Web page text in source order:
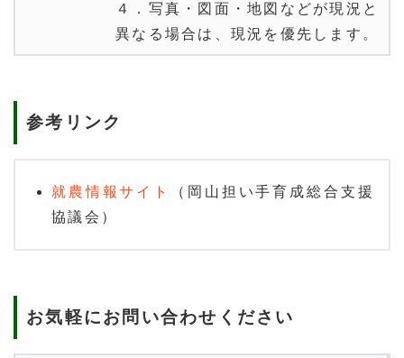
４．写真・図面・地図などが現況と
異なる場合は、現況を優先します。
参考リンク
就農情報サイト
（岡山担い手育成総合支援
協議会）
お気軽にお問い合わせください